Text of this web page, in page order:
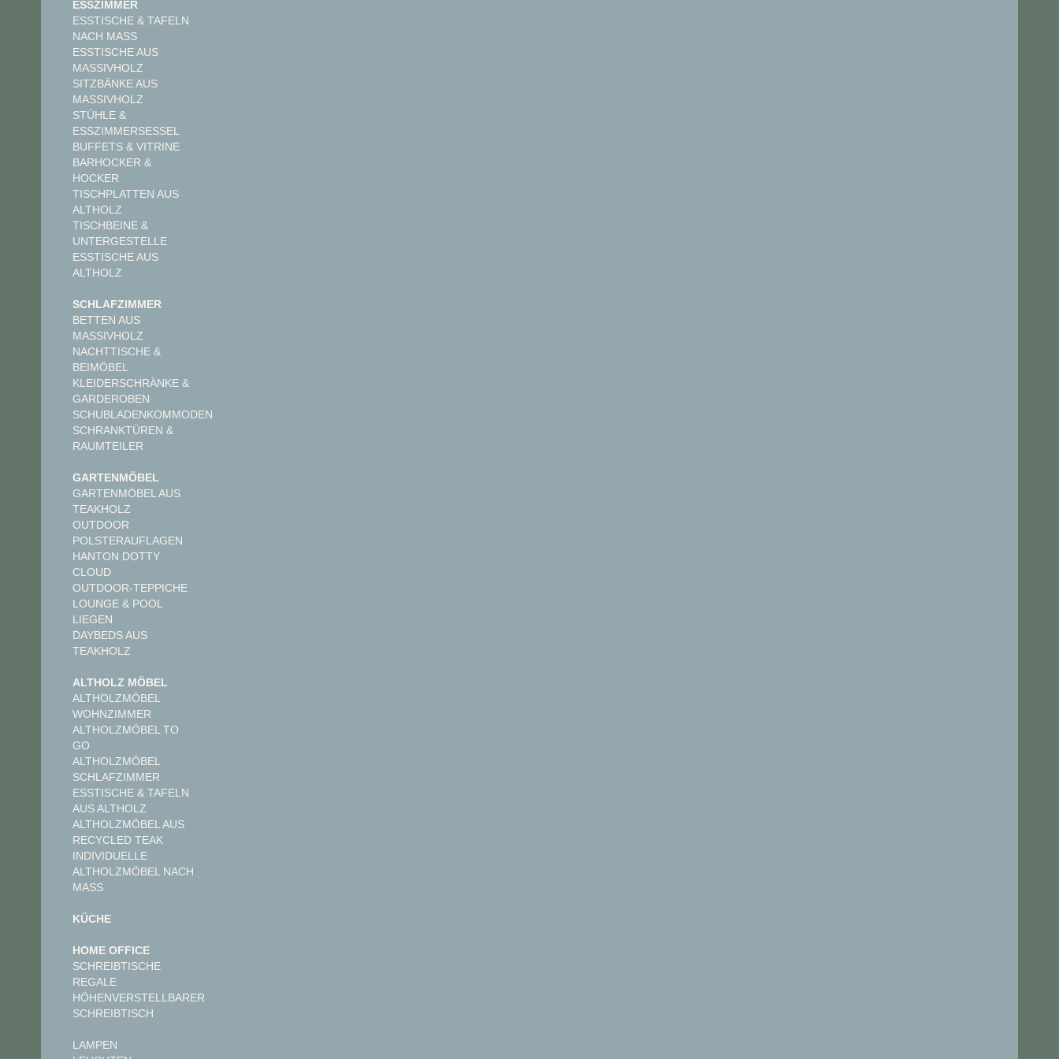
ESSZIMMER
ESSTISCHE & TAFELN
NACH MASS
ESSTISCHE AUS
MASSIVHOLZ
SITZBÄNKE AUS
MASSIVHOLZ
STÜHLE &
ESSZIMMERSESSEL
BUFFETS & VITRINE
BARHOCKER &
HOCKER
TISCHPLATTEN AUS
ALTHOLZ
TISCHBEINE &
UNTERGESTELLE
ESSTISCHE AUS
ALTHOLZ
SCHLAFZIMMER
BETTEN AUS
MASSIVHOLZ
NACHTTISCHE &
BEIMÖBEL
KLEIDERSCHRÄNKE &
GARDEROBEN
SCHUBLADENKOMMODEN
SCHRANKTÜREN &
RAUMTEILER
GARTENMÖBEL
GARTENMÖBEL AUS
TEAKHOLZ
OUTDOOR
POLSTERAUFLAGEN
HANTON DOTTY
CLOUD
OUTDOOR-TEPPICHE
LOUNGE & POOL
LIEGEN
DAYBEDS AUS
TEAKHOLZ
ALTHOLZ MÖBEL
ALTHOLZMÖBEL
WOHNZIMMER
ALTHOLZMÖBEL TO
GO
ALTHOLZMÖBEL
SCHLAFZIMMER
ESSTISCHE & TAFELN
AUS ALTHOLZ
ALTHOLZMÖBEL AUS
RECYCLED TEAK
INDIVIDUELLE
ALTHOLZMÖBEL NACH
MASS
KÜCHE
HOME OFFICE
SCHREIBTISCHE
REGALE
HÖHENVERSTELLBARER
SCHREIBTISCH
LAMPEN